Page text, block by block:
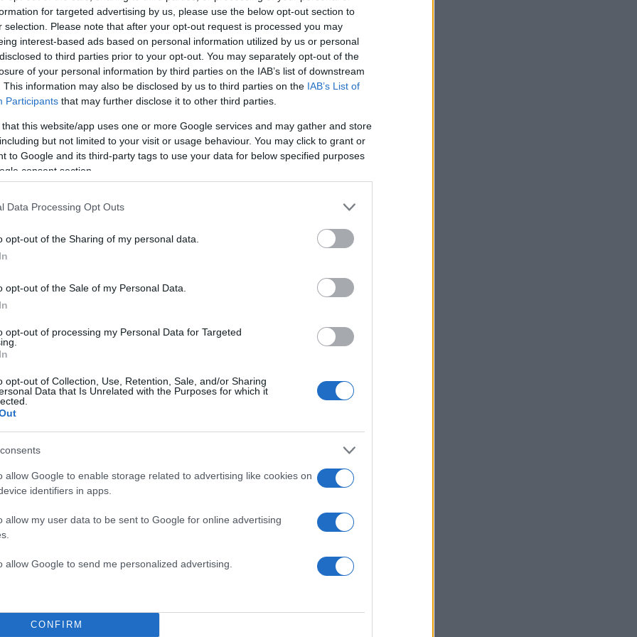
for targeted advertising by us, please use the below opt-out section to
selection. Please note that after your opt-out request is processed you may
interest-based ads based on personal information utilized by us or personal
to third parties prior to your opt-out. You may separately opt-out of the
of your personal information by third parties on the IAB’s list of downstream
This information may also be disclosed by us to third parties on the IAB’s List of
Participants that may further disclose it to other third parties.
that this website/app uses one or more Google services and may gather and store
but not limited to your visit or usage behaviour. You may click to grant or
to Google and its third-party tags to use your data for below specified purposes
consent section.
Data Processing Opt Outs
opt-out of the Sharing of my personal data.
opt-out of the Sale of my Personal Data.
opt-out of processing my Personal Data for Targeted
opt-out of Collection, Use, Retention, Sale, and/or Sharing
Data that Is Unrelated with the Purposes for which it
allow Google to enable storage related to advertising like cookies on
identifiers in apps.
allow my user data to be sent to Google for online advertising
allow Google to send me personalized advertising.
CONFIRM
για τις βολές στη Ρόδο: “Ενημερωθήκαμε ότι
της ελληνικής ακτοφυλακής.
πήρε φορτίο από το τουρκικό λιμάνι Iskenderun και
Αιγαίο, το τουρκικό πλοίο προσεγγίστηκε από πλοία της
τα οποία απαίτησαν να μπει στο λιμάνι της Ρόδου
του εμπορεύματος. Ο Τούρκος καπετάνιος φέρεται να
κάτι που οδήγησε στο να ανοίξουν πυρ τα
παραμένει μέχρι στιγμής το κατά πόσο υπάρχουν
Το rt.com, πάντως, μεταδίδει πως
βρέθηκαν ήταν 16, κάτι το οποίο επιβεβαίωσε τελικά και